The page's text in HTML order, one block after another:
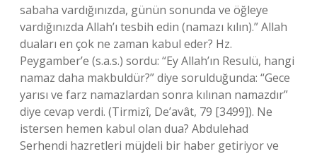
sabaha vardığınızda, günün sonunda ve öğleye
vardığınızda Allah’ı tesbih edin (namazı kılın).” Allah
duaları en çok ne zaman kabul eder? Hz.
Peygamber’e (s.a.s.) sordu: “Ey Allah’ın Resulü, hangi
namaz daha makbuldür?” diye sorulduğunda: “Gece
yarısı ve farz namazlardan sonra kılınan namazdır”
diye cevap verdi. (Tirmizî, De’avât, 79 [3499]). Ne
istersen hemen kabul olan dua? Abdulehad
Serhendi hazretleri müjdeli bir haber getiriyor ve